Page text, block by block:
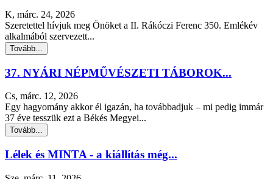
K, márc. 24, 2026
Szeretettel hívjuk meg Önöket a II. Rákóczi Ferenc 350. Emlékév
alkalmából szervezett...
Tovább...
37. NYÁRI NÉPMŰVÉSZETI TÁBOROK...
Cs, márc. 12, 2026
Egy hagyomány akkor él igazán, ha továbbadjuk – mi pedig immár
37 éve tesszük ezt a Békés Megyei...
Tovább...
Lélek és MINTA - a kiállítás még...